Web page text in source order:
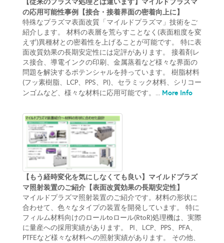
の応用可能性事例【接合・接着界面の密着向上に】
特殊なプラズマ表面改質「マイルドプラズマ」技術をご
紹介します。 材料の表層を荒らすことなく(表面粗度を変
えず)異種材との密着性を上げることが可能です。 特に表
面改質効果の長期安定性には定評があります。 接着剤レ
ス接合、導電インクの印刷、金属蒸着など様々な界面の
問題を解決するポテンシャルを持っています。 樹脂材料
(フッ素樹脂、LCP、PPS、PI)、セラミック材料、シリコー
ンゴムなど、様々な材料に応用可能です。... More Info
【もう経時変化を気にしなくても良い】マイルドプラズ
マ照射装置のご紹介【表面改質効果の長期安定性】
マイルドプラズマ照射装置のご紹介です。材料の形状に
合わせて、色々なタイプの装置を開発しています。 特に
フィルム材料向けのロールtoロール(RtoR)処理機は、実際
に量産への採用実績があります。 PI、LCP、PPS、PFA、
PTFEなど様々な材料への照射実績があります。 その他、